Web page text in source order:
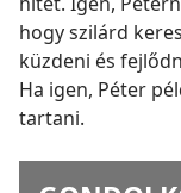
hogy szilárd
küzdeni és
Ha igen, Péter
tartani.